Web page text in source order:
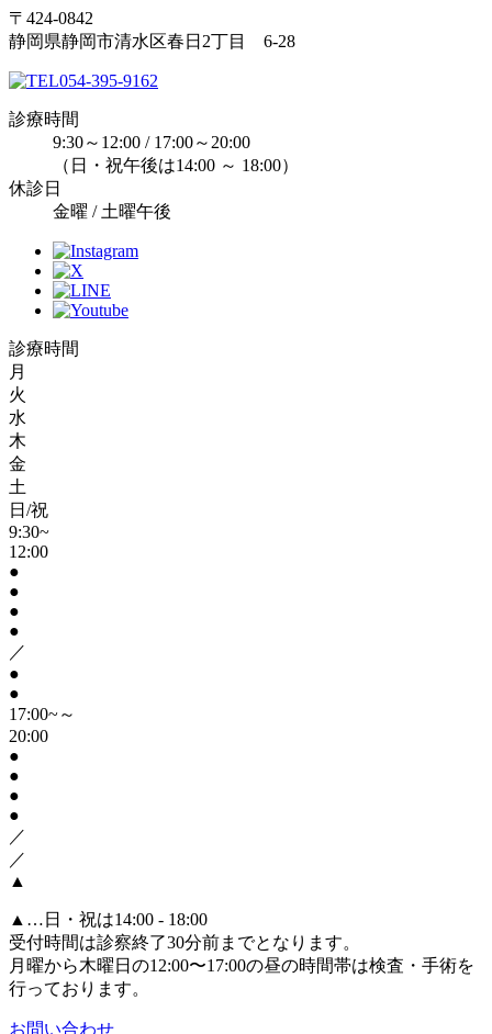
〒424-0842
静岡県静岡市清水区春日2丁目 6-28
054-395-9162
診療時間
9:30～12:00 / 17:00～20:00
（日・祝午後は14:00 ～ 18:00）
休診日
金曜 / 土曜午後
診療時間
月
火
水
木
金
土
日/祝
9:30~
12:00
●
●
●
●
／
●
●
17:00~～
20:00
●
●
●
●
／
／
▲
▲ …日・祝は14:00 - 18:00
受付時間は診察終了30分前までとなります。
月曜から木曜日の12:00〜17:00の昼の時間帯は検査・手術を
行っております。
お問い合わせ